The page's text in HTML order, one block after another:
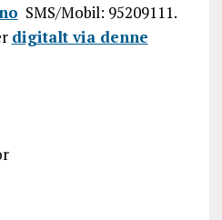
SMS/Mobil: 95209111.
digitalt via denne